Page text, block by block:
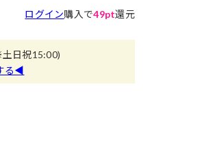
ログイン購入で49pt還元
日祝15:00)
る◀